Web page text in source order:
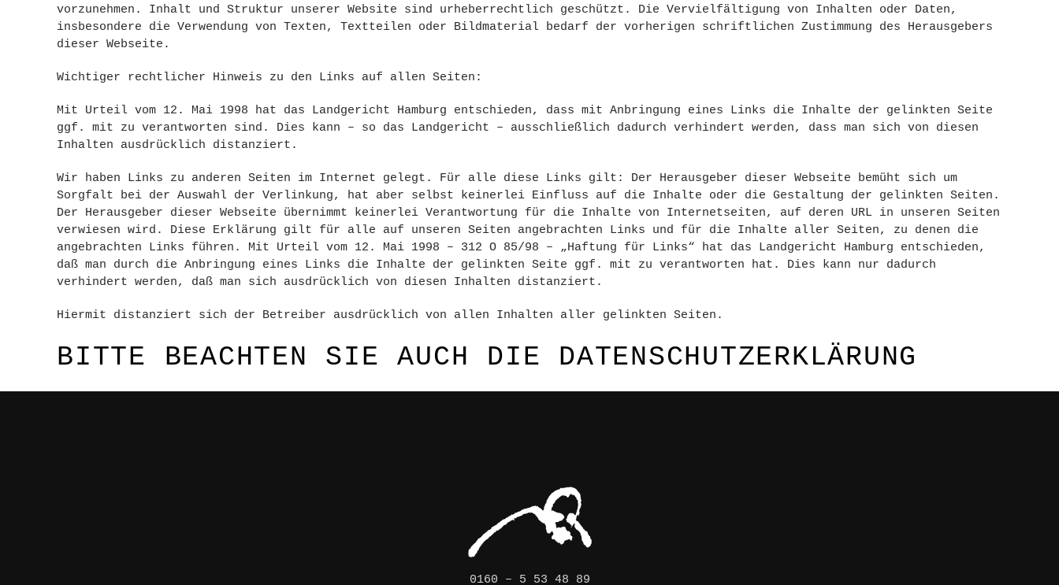
vorzunehmen. Inhalt und Struktur unserer Website sind urheberrechtlich geschützt. Die Vervielfältigung von Inhalten oder Daten,
insbesondere die Verwendung von Texten, Textteilen oder Bildmaterial bedarf der vorherigen schriftlichen Zustimmung des Herausgebers
dieser Webseite.
Wichtiger rechtlicher Hinweis zu den Links auf allen Seiten:
Mit Urteil vom 12. Mai 1998 hat das Landgericht Hamburg entschieden, dass mit Anbringung eines Links die Inhalte der gelinkten Seite
ggf. mit zu verantworten sind. Dies kann – so das Landgericht – ausschließlich dadurch verhindert werden, dass man sich von diesen
Inhalten ausdrücklich distanziert.
Wir haben Links zu anderen Seiten im Internet gelegt. Für alle diese Links gilt: Der Herausgeber dieser Webseite bemüht sich um
Sorgfalt bei der Auswahl der Verlinkung, hat aber selbst keinerlei Einfluss auf die Inhalte oder die Gestaltung der gelinkten Seiten.
Der Herausgeber dieser Webseite übernimmt keinerlei Verantwortung für die Inhalte von Internetseiten, auf deren URL in unseren Seiten
verwiesen wird. Diese Erklärung gilt für alle auf unseren Seiten angebrachten Links und für die Inhalte aller Seiten, zu denen die
angebrachten Links führen. Mit Urteil vom 12. Mai 1998 – 312 O 85/98 – „Haftung für Links“ hat das Landgericht Hamburg entschieden,
daß man durch die Anbringung eines Links die Inhalte der gelinkten Seite ggf. mit zu verantworten hat. Dies kann nur dadurch
verhindert werden, daß man sich ausdrücklich von diesen Inhalten distanziert.
Hiermit distanziert sich der Betreiber ausdrücklich von allen Inhalten aller gelinkten Seiten.
BITTE BEACHTEN SIE AUCH DIE DATENSCHUTZERKLÄRUNG
0160 – 5 53 48 89